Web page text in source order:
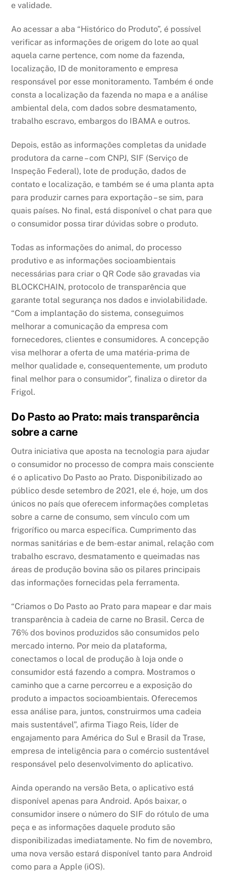
e validade.
Ao acessar a aba “Histórico do Produto”, é possível
verificar as informações de origem do lote ao qual
aquela carne pertence, com nome da fazenda,
localização, ID de monitoramento e empresa
responsável por esse monitoramento. Também é onde
consta a localização da fazenda no mapa e a análise
ambiental dela, com dados sobre desmatamento,
trabalho escravo, embargos do IBAMA e outros.
Depois, estão as informações completas da unidade
produtora da carne – com CNPJ, SIF (Serviço de
Inspeção Federal), lote de produção, dados de
contato e localização, e também se é uma planta apta
para produzir carnes para exportação – se sim, para
quais países. No final, está disponível o chat para que
o consumidor possa tirar dúvidas sobre o produto.
Todas as informações do animal, do processo
produtivo e as informações socioambientais
necessárias para criar o QR Code são gravadas via
BLOCKCHAIN, protocolo de transparência que
garante total segurança nos dados e inviolabilidade.
“Com a implantação do sistema, conseguimos
melhorar a comunicação da empresa com
fornecedores, clientes e consumidores. A concepção
visa melhorar a oferta de uma matéria-prima de
melhor qualidade e, consequentemente, um produto
final melhor para o consumidor”, finaliza o diretor da
Frigol.
Do Pasto ao Prato: mais transparência
sobre a carne
Outra iniciativa que aposta na tecnologia para ajudar
o consumidor no processo de compra mais consciente
é o aplicativo Do Pasto ao Prato. Disponibilizado ao
público desde setembro de 2021, ele é, hoje, um dos
únicos no país que oferecem informações completas
sobre a carne de consumo, sem vínculo com um
frigorífico ou marca específica. Cumprimento das
normas sanitárias e de bem-estar animal, relação com
trabalho escravo, desmatamento e queimadas nas
áreas de produção bovina são os pilares principais
das informações fornecidas pela ferramenta.
“Criamos o Do Pasto ao Prato para mapear e dar mais
transparência à cadeia de carne no Brasil. Cerca de
76% dos bovinos produzidos são consumidos pelo
mercado interno. Por meio da plataforma,
conectamos o local de produção à loja onde o
consumidor está fazendo a compra. Mostramos o
caminho que a carne percorreu e a exposição do
produto a impactos socioambientais. Oferecemos
essa análise para, juntos, construirmos uma cadeia
mais sustentável”, afirma Tiago Reis, líder de
engajamento para América do Sul e Brasil da Trase,
empresa de inteligência para o comércio sustentável
responsável pelo desenvolvimento do aplicativo.
Ainda operando na versão Beta, o aplicativo está
disponível apenas para Android. Após baixar, o
consumidor insere o número do SIF do rótulo de uma
peça e as informações daquele produto são
disponibilizadas imediatamente. No fim de novembro,
uma nova versão estará disponível tanto para Android
como para a Apple (iOS).